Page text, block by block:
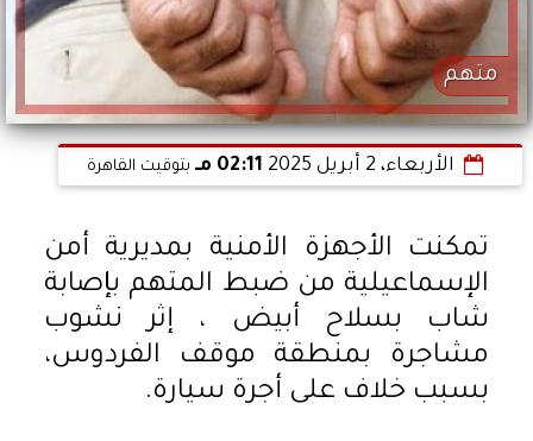
متهم
الأربعاء، 2 أبريل 2025 02:11 مـ بتوقيت القاهرة
تمكنت الأجهزة الأمنية بمديرية أمن
الإسماعيلية من ضبط المتهم بإصابة
شاب بسلاح أبيض ، إثر نشوب
مشاجرة بمنطقة موقف الفردوس،
بسبب خلاف على أجرة سيارة.